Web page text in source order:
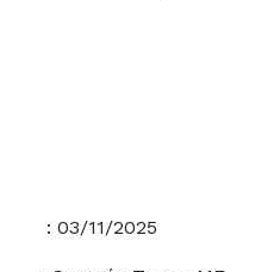
2025